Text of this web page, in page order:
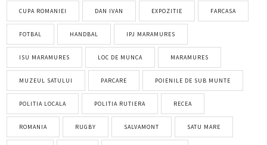
CUPA ROMANIEI DAN IVAN EXPOZITIE FARCASA
FOTBAL HANDBAL IPJ MARAMURES
ISU MARAMURES LOC DE MUNCA MARAMURES
MUZEUL SATULUI PARCARE POIENILE DE SUB MUNTE
POLITIA LOCALA POLITIA RUTIERA RECEA
ROMANIA RUGBY SALVAMONT SATU MARE